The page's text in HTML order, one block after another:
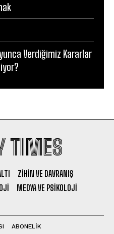
Verdiğimiz Kararlar
TIMES
ZIHIN VE DAVRANIŞ
MEDYA VE PSIKOLOJI
ABONELIK